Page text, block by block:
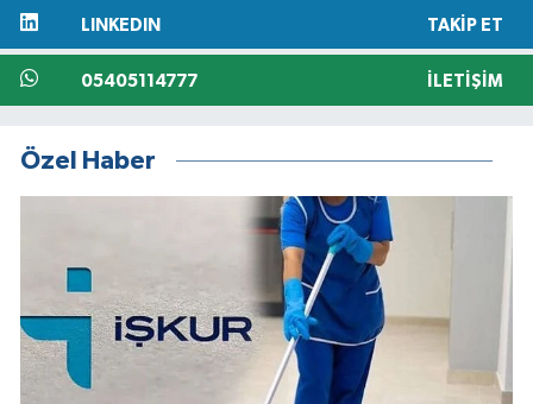
LINKEDIN TAKIP ET
05405114777 İLETIŞIM
Özel Haber